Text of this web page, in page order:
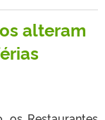
alteram